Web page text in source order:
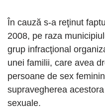
În cauză s-a reţinut
2008, pe raza
grup infracţional
unei familii, care avea
persoane de sex
supravegherea
sexuale.